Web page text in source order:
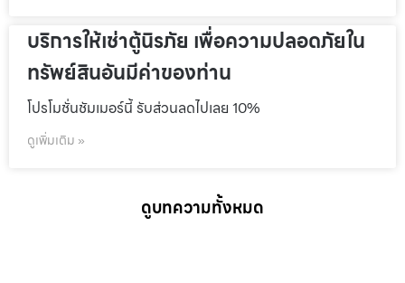
บริการให้เช่าตู้นิรภัย เพื่อความปลอดภัยใน
ทรัพย์สินอันมีค่าของท่าน
โปรโมชั่นชัมเมอร์นี้ รับส่วนลดไปเลย 10%
ดูเพิ่มเติม »
ดูบทความทั้งหมด